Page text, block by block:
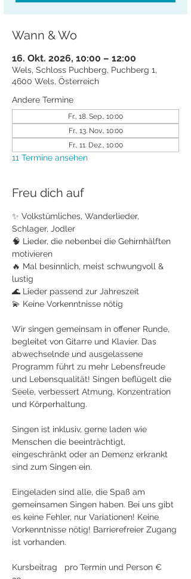
Wann & Wo
16. Okt. 2026, 10:00 – 12:00
Wels, Schloss Puchberg, Puchberg 1,
4600 Wels, Österreich
Andere Termine
Fr., 18. Sep., 10:00
Fr., 13. Nov., 10:00
Fr., 11. Dez., 10:00
11 Termine ansehen
Freu dich auf
✨ Volkstümliches, Wanderlieder,
Schlager, Jodler
🧠 Lieder, die nebenbei die Gehirnhälften
motivieren
🔥 Mal besinnlich, meist schwungvoll &
lustig
🌊 Lieder passend zur Jahreszeit
💫 Keine Vorkenntnisse nötig
Wir singen gemeinsam in offener Runde,
begleitet von Gitarre und Klavier. Das
abwechselnde und ausgelassene
Programm führt zu mehr Lebensfreude
und Lebensqualität! Singen beflügelt die
Seele, verbessert Atmung, Konzentration
und Körperhaltung.
Singen ist inklusiv, gerne laden wie
Menschen die beeinträchtigt,
eingeschränkt oder an Demenz erkrankt
sind zum Singen ein.
Eingeladen sind alle, die Spaß am
gemeinsamen Singen haben. Bei uns gibt
es keine Fehler, nur Variationen! Keine
Vorkenntnisse nötig! Barrierefreier Zugang
ist vorhanden.
Kursbeitrag   pro Termin und Person €